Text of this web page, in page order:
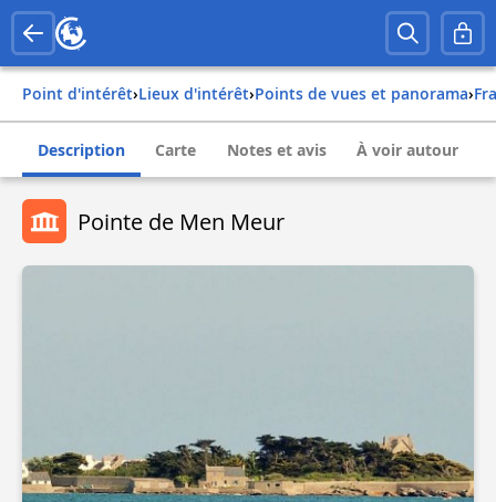
Point d'intérêt› Lieux d'intérêt› Points de vues et panorama›
Description Carte Notes et avis À voir autour
Pointe de Men Meur